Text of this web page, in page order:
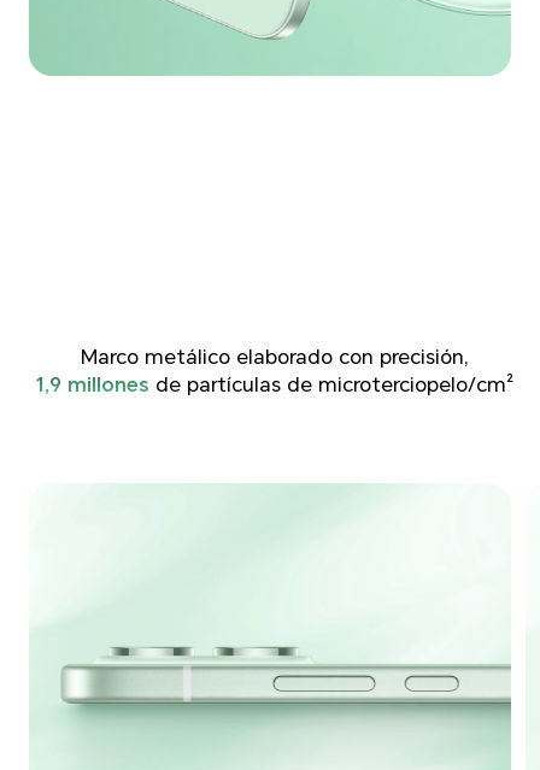
Marco metálico elaborado con precisión,
1,9 millones de partículas de microterciopelo/cm²